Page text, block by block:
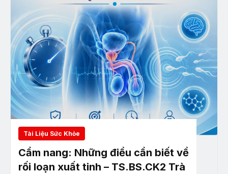
Tài Liệu Sức Khỏe
Cẩm nang: Những điều cần biết về
rối loạn xuất tinh – TS.BS.CK2 Trà